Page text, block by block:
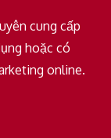
cung cấp
hoặc có
online.